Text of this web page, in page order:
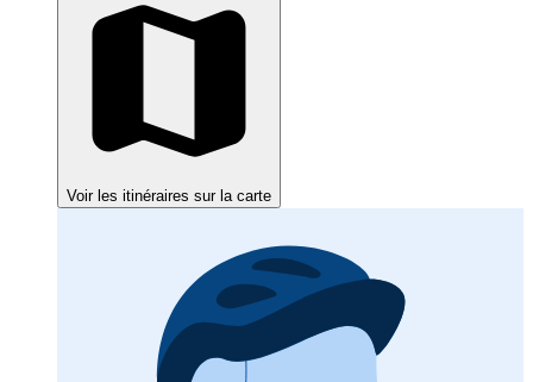
Voir les itinéraires sur la carte